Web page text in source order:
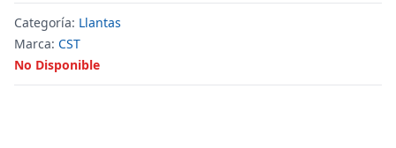
Categoría: Llantas
Marca: CST
No Disponible